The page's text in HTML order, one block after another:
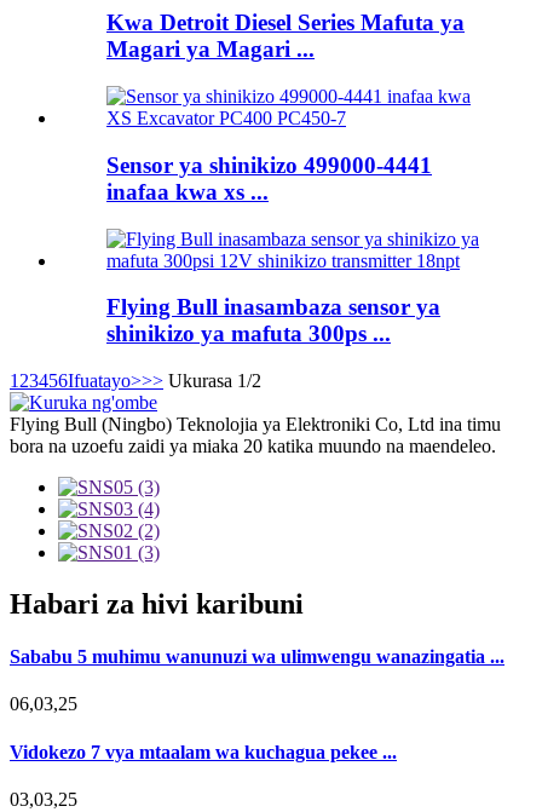
Kwa Detroit Diesel Series Mafuta ya
Magari ya Magari ...
Sensor ya shinikizo 499000-4441
inafaa kwa xs ...
Flying Bull inasambaza sensor ya
shinikizo ya mafuta 300ps ...
1 23456Ifuatayo>>> Ukurasa 1/2
Flying Bull (Ningbo) Teknolojia ya Elektroniki Co, Ltd ina timu
bora na uzoefu zaidi ya miaka 20 katika muundo na maendeleo.
Habari za hivi karibuni
Sababu 5 muhimu wanunuzi wa ulimwengu wanazingatia ...
06,03,25
Vidokezo 7 vya mtaalam wa kuchagua pekee ...
03,03,25